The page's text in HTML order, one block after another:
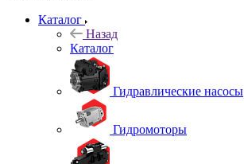
Каталог
Назад
Каталог
Гидравлические насосы
Гидромоторы